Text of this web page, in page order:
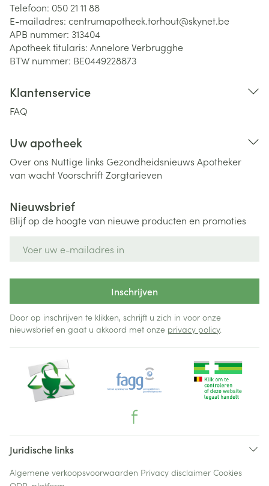
Telefoon: 050 21 11 88
E-mailadres: centrumapotheek.torhout@skynet.be
APB nummer: 313404
Apotheek titularis: Annelore Verbrugghe
BTW nummer: BE0449228873
Klantenservice
FAQ
Uw apotheek
Over ons Nuttige links Gezondheidsnieuws Apotheker
van wachtVoorschriftZorgtarieven
Nieuwsbrief
Blijf op de hoogte van nieuwe producten en promoties
Inschrijven
Door op inschrijven te klikken, schrijft u zich in voor onze
nieuwsbrief en gaat u akkoord met onze privacy policy.
Juridische links
Algemene verkoopsvoorwaarden Privacy disclaimer Cookies